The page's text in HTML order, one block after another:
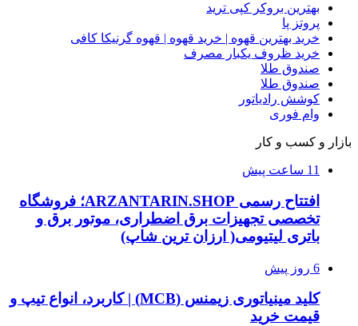
بهترین بروکر کپی ترید
پروتز پا
خرید بهترین قهوه | خرید قهوه | قهوه گرنیکا کافی
خرید ظروف یکبار مصرف
صندوق طلا
صندوق طلا
کوشش رادیاتور
وام فوری
بازار و کسب و کار
11 ساعت پیش
افتتاح رسمی ARZANTARIN.SHOP؛ فروشگاه
تخصصی تجهیزات برق اضطراری، موتور برق و
باتری لیتیومی( ارزان ترین شاپ)
6 روز پیش
کلید مینیاتوری زیمنس (MCB) | کاربرد، انواع تیپ و
قیمت خرید